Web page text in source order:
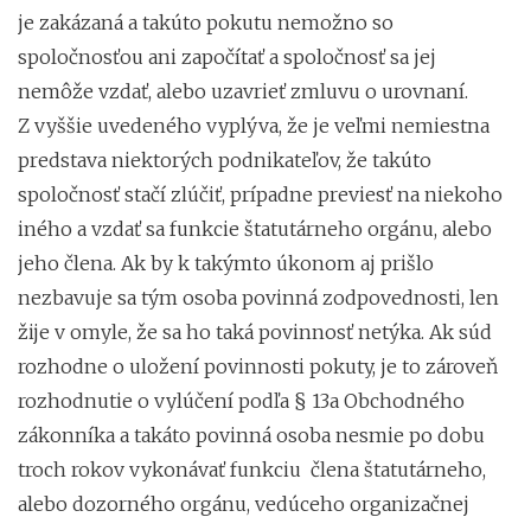
je zakázaná a takúto pokutu nemožno so
spoločnosťou ani započítať a spoločnosť sa jej
nemôže vzdať, alebo uzavrieť zmluvu o urovnaní.
Z vyššie uvedeného vyplýva, že je veľmi nemiestna
predstava niektorých podnikateľov, že takúto
spoločnosť stačí zlúčiť, prípadne previesť na niekoho
iného a vzdať sa funkcie štatutárneho orgánu, alebo
jeho člena. Ak by k takýmto úkonom aj prišlo
nezbavuje sa tým osoba povinná zodpovednosti, len
žije v omyle, že sa ho taká povinnosť netýka. Ak súd
rozhodne o uložení povinnosti pokuty, je to zároveň
rozhodnutie o vylúčení podľa § 13a Obchodného
zákonníka a takáto povinná osoba nesmie po dobu
troch rokov vykonávať funkciu člena štatutárneho,
alebo dozorného orgánu, vedúceho organizačnej